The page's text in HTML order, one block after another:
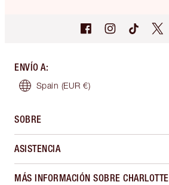
ENVÍO A:
Spain (EUR €)
SOBRE
ASISTENCIA
MÁS INFORMACIÓN SOBRE CHARLOTTE